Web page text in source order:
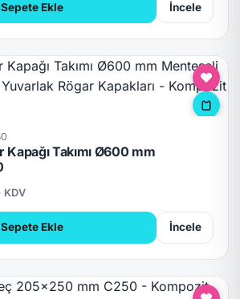
Sepete Ekle İncele
Takımı Ø600 mm
KDV
Sepete Ekle İncele